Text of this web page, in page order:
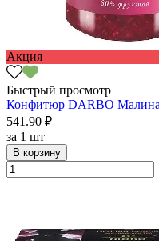
Акция
Быстрый просмотр
Конфитюр DARBO Малина
541.90 ₽
за 1 шт
В корзину